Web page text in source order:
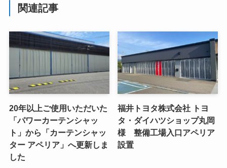
関連記事
20年以上ご使用いただいた
「パワーカーテンシャッ
ト」から「カーテンシャッ
ター アペリア」へ更新しま
した
福井トヨタ株式会社 トヨ
タ・ダイハツショップ丸岡
様 整備工場入口アペリア
設置